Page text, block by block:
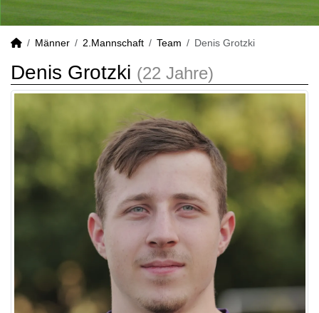
Männer 2.Mannschaft Team Denis Grotzki
Denis Grotzki (22 Jahre)